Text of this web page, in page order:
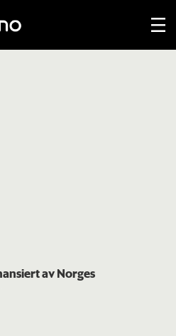
av Norges